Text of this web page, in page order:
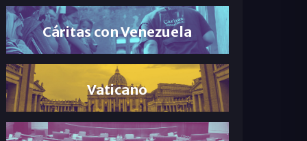
Cáritas con Venezuela
Vaticano